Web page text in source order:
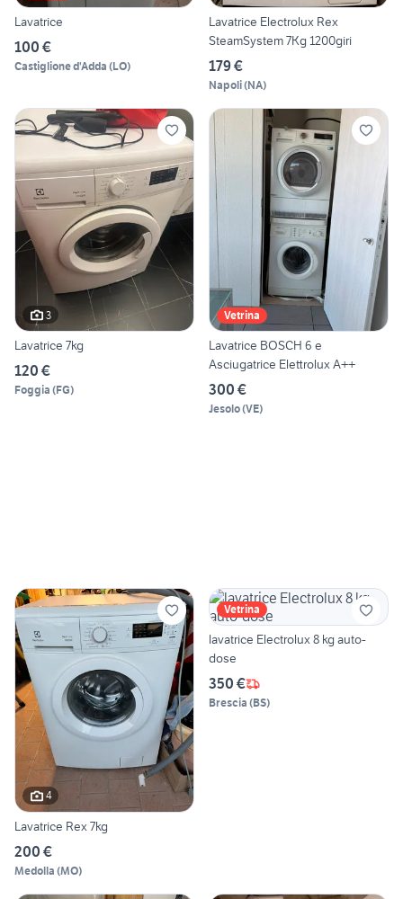
Lavatrice
100 €
Castiglione d'Adda (LO)
Lavatrice Electrolux Rex
SteamSystem 7Kg 1200giri
179 €
Napoli(NA)
3
Lavatrice 7kg
120 €
Foggia (FG)
Vetrina
Lavatrice BOSCH 6 e
Asciugatrice Elettrolux A++
300 €
Jesolo(VE)
4
Lavatrice Rex 7kg
200 €
Medolla (MO)
Vetrina
lavatrice Electrolux 8 kg auto-
dose
350 €
Brescia (BS)